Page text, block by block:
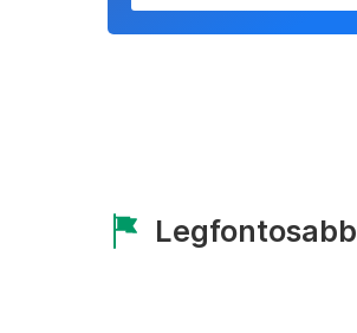
Legfontosabb